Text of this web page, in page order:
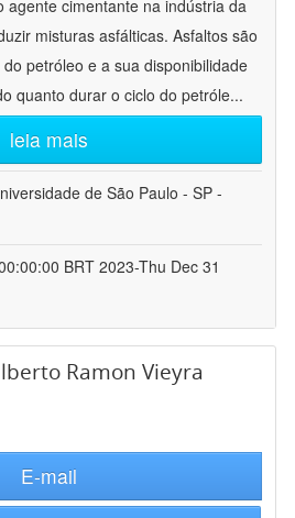
agente cimentante na indústria da
misturas asfálticas. Asfaltos são
petróleo e a sua disponibilidade
quanto durar o ciclo do petróle...
leia mais
de São Paulo - SP -
BRT 2023-Thu Dec 31
Ramon Vieyra
E-mail